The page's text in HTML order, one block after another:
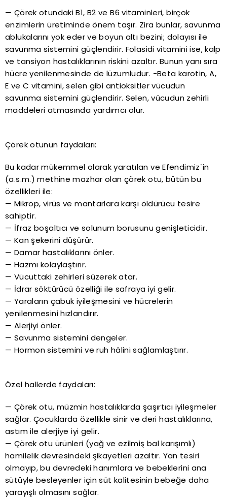
— Çörek otundaki B1, B2 ve B6 vitaminleri, birçok
enzimlerin üretiminde önem taşır. Zira bunlar, savunma
ablukalarını yok eder ve boyun altı bezini; dolayısı ile
savunma sistemini güçlendirir. Folasidi vitamini ise, kalp
ve tansiyon hastalıklarının riskini azaltır. Bunun yanı sıra
hücre yenilenmesinde de lüzumludur. -Beta karotin, A,
E ve C vitamini, selen gibi antioksitler vücudun
savunma sistemini güçlendirir. Selen, vücudun zehirli
maddeleri atmasında yardımcı olur.
Çörek otunun faydaları:
Bu kadar mükemmel olarak yaratılan ve Efendimiz`in
(a.s.m.) methine mazhar olan çörek otu, bütün bu
özellikleri ile:
— Mikrop, virüs ve mantarlara karşı öldürücü tesire
sahiptir.
— İfraz boşaltıcı ve solunum borusunu genişleticidir.
— Kan şekerini düşürür.
— Damar hastalıklarını önler.
— Hazmı kolaylaştırır.
— Vücuttaki zehirleri süzerek atar.
— İdrar söktürücü özelliği ile safraya iyi gelir.
— Yaraların çabuk iyileşmesini ve hücrelerin
yenilenmesini hızlandırır.
— Alerjiyi önler.
— Savunma sistemini dengeler.
— Hormon sistemini ve ruh hâlini sağlamlaştırır.
Özel hallerde faydaları:
— Çörek otu, müzmin hastalıklarda şaşırtıcı iyileşmeler
sağlar. Çocuklarda özellikle sinir ve deri hastalıklarına,
astım ile alerjiye iyi gelir.
— Çörek otu ürünleri (yağ ve ezilmiş bal karışımlı)
hamilelik devresindeki şikayetleri azaltır. Yan tesiri
olmayıp, bu devredeki hanımlara ve bebeklerini ana
sütüyle besleyenler için süt kalitesinin bebeğe daha
yarayışlı olmasını sağlar.